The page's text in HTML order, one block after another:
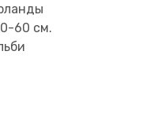
60 см.